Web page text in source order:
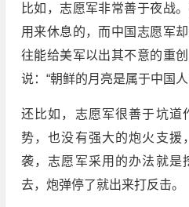
比如，志愿军非常善于夜战
用来休息的，而中国志愿军
往能给美军以出其不意的重
说：“朝鲜的月亮是属于中国人
还比如，志愿军很善于坑道
势，也没有强大的炮火支援
袭，志愿军采用的办法就是
去，炮弹停了就出来打反击。